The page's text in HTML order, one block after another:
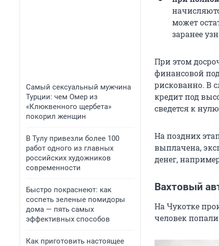
Самый сексуальный мужчина
Турции: чем Омер из
«Клюквенного щербета»
покорил женщин
В Тулу привезли более 100
работ одного из главных
российских художников
современности
Быстро покраснеют: как
соспеть зеленые помидоры
дома — пять самых
эффективных способов
Как приготовить настоящее
может
заранее
При этом
финансовой
рискованно. В
кредит под
сведется к
На поздних
выплачена,
денег,
Вахтовый
На Чукотке
человек